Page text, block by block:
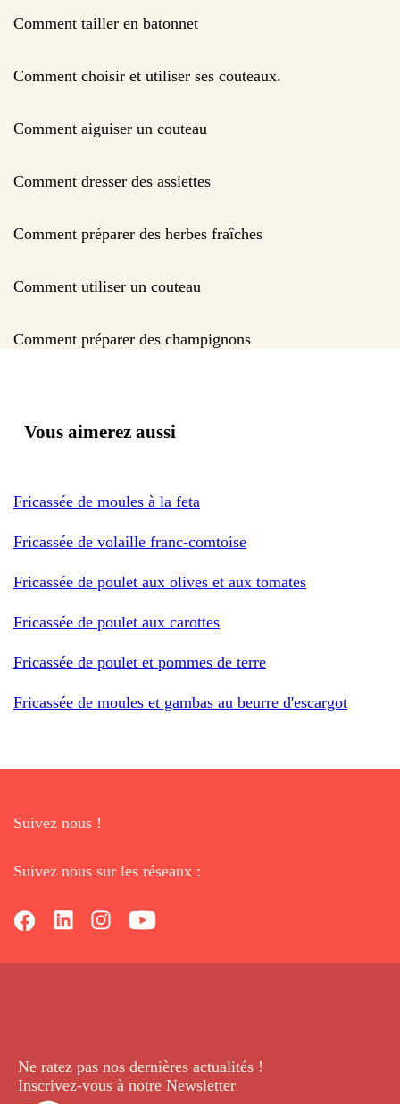
Comment tailler en batonnet
Comment choisir et utiliser ses couteaux.
Comment aiguiser un couteau
Comment dresser des assiettes
Comment préparer des herbes fraîches
Comment utiliser un couteau
Comment préparer des champignons
Vous aimerez aussi
Fricassée de moules à la feta
Fricassée de volaille franc-comtoise
Fricassée de poulet aux olives et aux tomates
Fricassée de poulet aux carottes
Fricassée de poulet et pommes de terre
Fricassée de moules et gambas au beurre d'escargot
Suivez nous !
Suivez nous sur les réseaux :
Ne ratez pas nos dernières actualités !
Inscrivez-vous à notre Newsletter.